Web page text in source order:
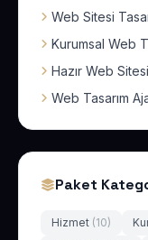
Web Sitesi
Kurumsal Web
Hazır Web Sitesi
Web Tasarım
Paket
Hizmet (10)